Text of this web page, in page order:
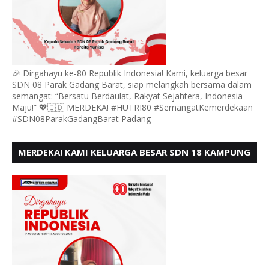
🎉 Dirgahayu ke-80 Republik Indonesia! Kami, keluarga besar
SDN 08 Parak Gadang Barat, siap melangkah bersama dalam
semangat: “Bersatu Berdaulat, Rakyat Sejahtera, Indonesia
Maju!” 💖🇮🇩 MERDEKA! #HUTRI80 #SemangatKemerdekaan
#SDN08ParakGadangBarat Padang
MERDEKA! KAMI KELUARGA BESAR SDN 18 KAMPUNG